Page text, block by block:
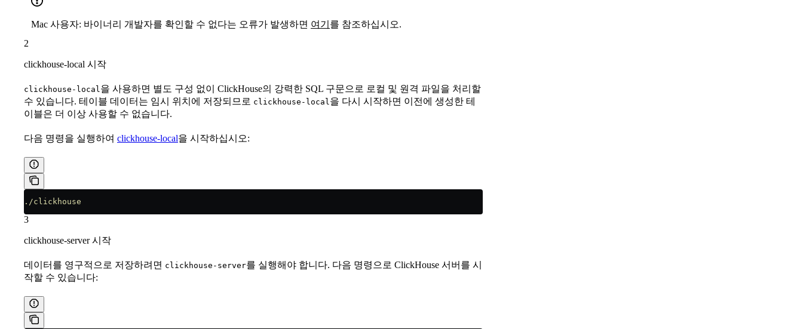
Mac 사용자: 바이너리 개발자를 확인할 수 없다는 오류가 발생하면 여기 를 참조하십시오.
2
clickhouse-local 시작
clickhouse-local 을 사용하면 별도 구성 없이 ClickHouse의 강력한 SQL 구문으로 로컬 및 원격 파일을 처리할
수 있습니다. 테이블 데이터는 임시 위치에 저장되므로 clickhouse-local 을 다시 시작하면 이전에 생성한 테
이블은 더 이상 사용할 수 없습니다.
다음 명령을 실행하여 clickhouse-local을 시작하십시오:
./clickhouse
3
clickhouse-server 시작
데이터를 영구적으로 저장하려면 clickhouse-server를 실행해야 합니다. 다음 명령으로 ClickHouse 서버를 시
작할 수 있습니다: